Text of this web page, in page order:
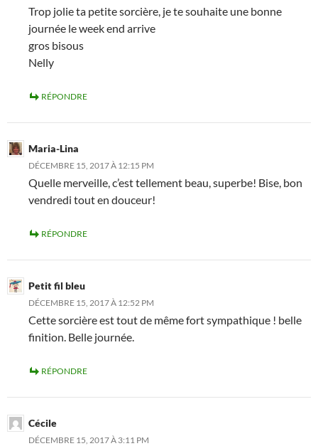
Trop jolie ta petite sorcière, je te souhaite une bonne
journée le week end arrive
gros bisous
Nelly
RÉPONDRE
Maria-Lina
DÉCEMBRE 15, 2017 À 12:15 PM
Quelle merveille, c’est tellement beau, superbe! Bise, bon
vendredi tout en douceur!
RÉPONDRE
Petit fil bleu
DÉCEMBRE 15, 2017 À 12:52 PM
Cette sorcière est tout de même fort sympathique ! belle
finition. Belle journée.
RÉPONDRE
Cécile
DÉCEMBRE 15, 2017 À 3:11 PM